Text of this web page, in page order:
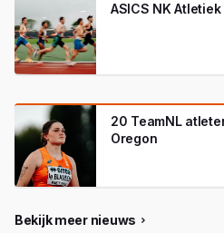
ASICS NK
20 TeamNL
Oregon
Bekijk meer nieuws